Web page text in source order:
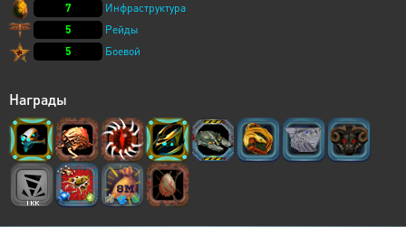
7
Инфраструктура
5
Рейды
5
Боевой
Награды